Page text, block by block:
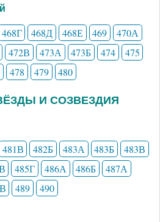
468Г 468Д 468Е 469
470А
472В 473А 473Б 474
475
478 479 480
И СОЗВЕЗДИЯ
481В 482Б 483А 483Б
483В
485Г 486А 486Б
487А
489 490